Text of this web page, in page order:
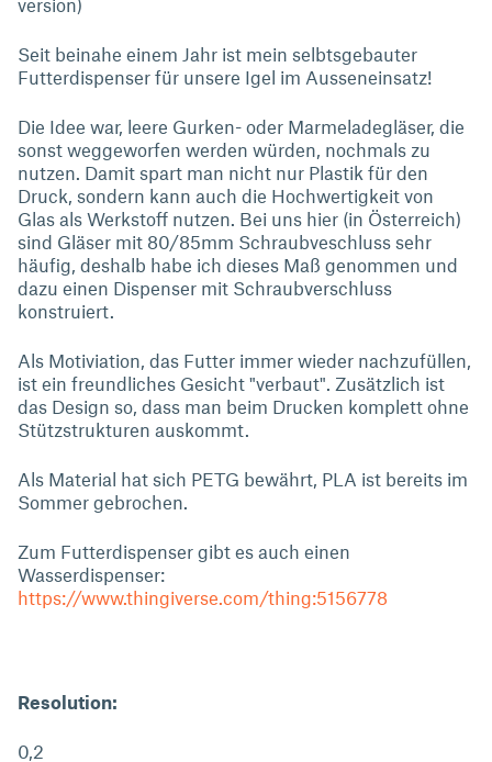
version)
Seit beinahe einem Jahr ist mein selbtsgebauter
Futterdispenser für unsere Igel im Ausseneinsatz!
Die Idee war, leere Gurken- oder Marmeladegläser, die
sonst weggeworfen werden würden, nochmals zu
nutzen. Damit spart man nicht nur Plastik für den
Druck, sondern kann auch die Hochwertigkeit von
Glas als Werkstoff nutzen. Bei uns hier (in Österreich)
sind Gläser mit 80/85mm Schraubveschluss sehr
häufig, deshalb habe ich dieses Maß genommen und
dazu einen Dispenser mit Schraubverschluss
konstruiert.
Als Motiviation, das Futter immer wieder nachzufüllen,
ist ein freundliches Gesicht "verbaut". Zusätzlich ist
das Design so, dass man beim Drucken komplett ohne
Stützstrukturen auskommt.
Als Material hat sich PETG bewährt, PLA ist bereits im
Sommer gebrochen.
Zum Futterdispenser gibt es auch einen
Wasserdispenser:
https://www.thingiverse.com/thing:5156778
Resolution:
0,2